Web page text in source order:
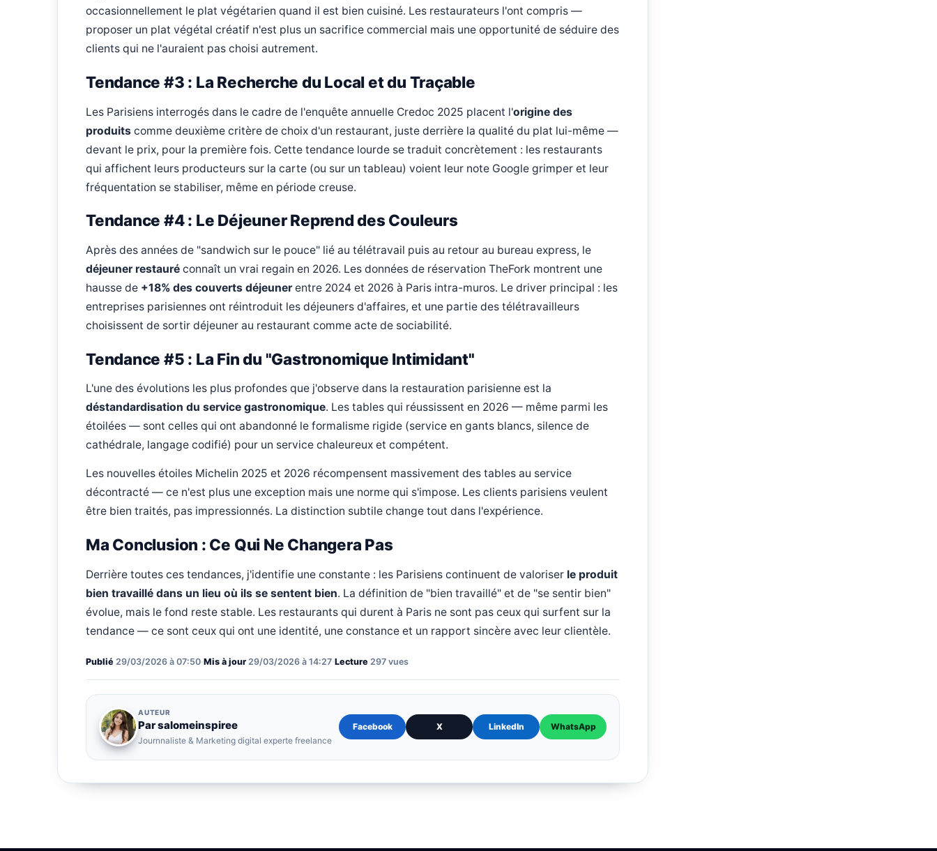
occasionnellement le plat végétarien quand il est bien cuisiné. Les restaurateurs l'ont compris —
proposer un plat végétal créatif n'est plus un sacrifice commercial mais une opportunité de séduire des
clients qui ne l'auraient pas choisi autrement.
Tendance #3 : La Recherche du Local et du Traçable
Les Parisiens interrogés dans le cadre de l'enquête annuelle Credoc 2025 placent l'origine des
produits comme deuxième critère de choix d'un restaurant, juste derrière la qualité du plat lui-même —
devant le prix, pour la première fois. Cette tendance lourde se traduit concrètement : les restaurants
qui affichent leurs producteurs sur la carte (ou sur un tableau) voient leur note Google grimper et leur
fréquentation se stabiliser, même en période creuse.
Tendance #4 : Le Déjeuner Reprend des Couleurs
Après des années de "sandwich sur le pouce" lié au télétravail puis au retour au bureau express, le
déjeuner restauré connaît un vrai regain en 2026. Les données de réservation TheFork montrent une
hausse de +18% des couverts déjeunerentre 2024 et 2026 à Paris intra-muros. Le driver principal : les
entreprises parisiennes ont réintroduit les déjeuners d'affaires, et une partie des télétravailleurs
choisissent de sortir déjeuner au restaurant comme acte de sociabilité.
Tendance #5 : La Fin du "Gastronomique Intimidant"
L'une des évolutions les plus profondes que j'observe dans la restauration parisienne est la
déstandardisation du service gastronomique. Les tables qui réussissent en 2026 — même parmi les
étoilées — sont celles qui ont abandonné le formalisme rigide (service en gants blancs, silence de
cathédrale, langage codifié) pour un service chaleureux et compétent.
Les nouvelles étoiles Michelin 2025 et 2026 récompensent massivement des tables au service
décontracté — ce n'est plus une exception mais une norme qui s'impose. Les clients parisiens veulent
être bien traités, pas impressionnés. La distinction subtile change tout dans l'expérience.
Ma Conclusion : Ce Qui Ne Changera Pas
Derrière toutes ces tendances, j'identifie une constante : les Parisiens continuent de valoriser le produit
bien travaillé dans un lieu où ils se sentent bien. La définition de "bien travaillé" et de "se sentir bien"
évolue, mais le fond reste stable. Les restaurants qui durent à Paris ne sont pas ceux qui surfent sur la
tendance — ce sont ceux qui ont une identité, une constance et un rapport sincère avec leur clientèle.
Publié 29/03/2026 à 07:50·Mis à jour 29/03/2026 à 14:27·Lecture 297 vues
AUTEUR
Par salomeinspiree
Journnaliste & Marketing digital experte freelance
Facebook X LinkedIn WhatsApp